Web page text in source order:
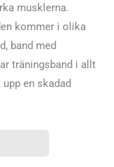
musklerna.
kommer i olika
band med
träningsband i allt
en skadad